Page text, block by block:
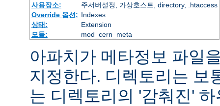
사용장소:
주서버설정, 가상호스트, directory, .htaccess
Override 옵션: Indexes
상태:
Extension
모듈:
mod_cern_meta
아파치가 메타정보 파일
지정한다. 디렉토리는 보
는 디렉토리의 '감춰진'